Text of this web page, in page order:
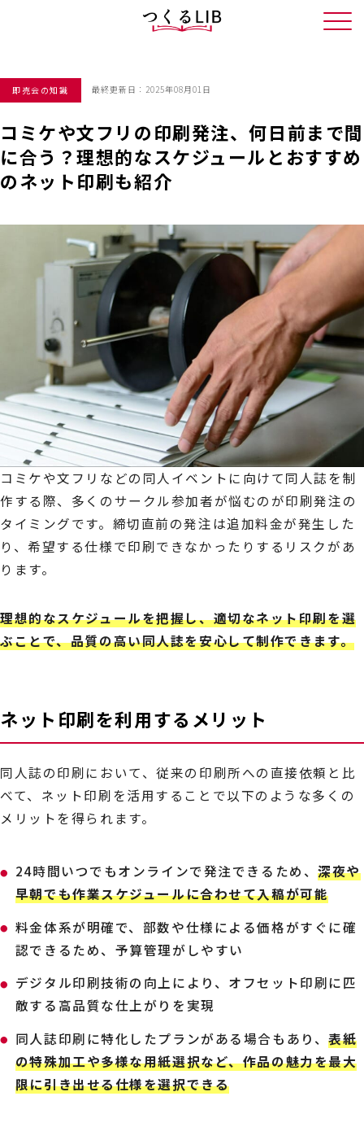
即売会の知識 最終更新日：2025年08月01日
コミケや文フリの印刷発注、何日前まで間
に合う？理想的なスケジュールとおすすめ
のネット印刷も紹介
コミケや文フリなどの同人イベントに向けて同人誌を制
作する際、多くのサークル参加者が悩むのが印刷発注の
タイミングです。締切直前の発注は追加料金が発生した
り、希望する仕様で印刷できなかったりするリスクがあ
ります。
理想的なスケジュールを把握し、適切なネット印刷を選
ぶことで、品質の高い同人誌を安心して制作できます。
ネット印刷を利用するメリット
同人誌の印刷において、従来の印刷所への直接依頼と比
べて、ネット印刷を活用することで以下のような多くの
メリットを得られます。
24時間いつでもオンラインで発注できるため、深夜や
早朝でも作業スケジュールに合わせて入稿が可能
料金体系が明確で、部数や仕様による価格がすぐに確
認できるため、予算管理がしやすい
デジタル印刷技術の向上により、オフセット印刷に匹
敵する高品質な仕上がりを実現
同人誌印刷に特化したプランがある場合もあり、表紙
の特殊加工や多様な用紙選択など、作品の魅力を最大
限に引き出せる仕様を選択できる